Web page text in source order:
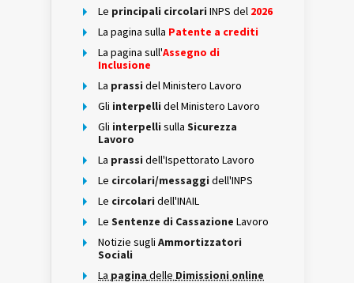
Le principali circolari INPS del 2026
La pagina sulla Patente a crediti
La pagina sull'Assegno di
Inclusione
La prassi del Ministero Lavoro
Gli interpelli del Ministero Lavoro
Gli interpelli sulla Sicurezza
Lavoro
La prassi dell'Ispettorato Lavoro
Le circolari/messaggi dell'INPS
Le circolari dell'INAIL
Le Sentenze di Cassazione Lavoro
Notizie sugli Ammortizzatori
Sociali
La pagina delle Dimissioni online